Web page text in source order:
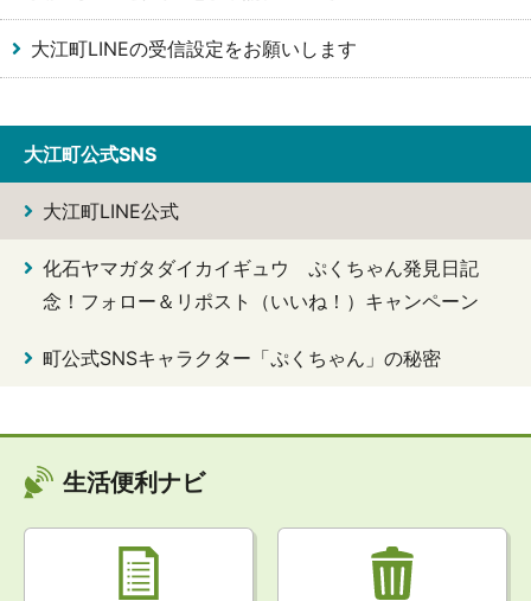
大江町LINEの受信設定をお願いします
大江町公式SNS
大江町LINE公式
化石ヤマガタダイカイギュウ ぷくちゃん発見日記
念！フォロー＆リポスト（いいね！）キャンペーン
町公式SNSキャラクター「ぷくちゃん」の秘密
生活便利ナビ